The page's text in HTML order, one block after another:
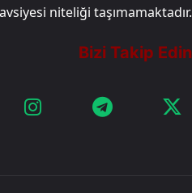
niteliği taşımamaktadır.